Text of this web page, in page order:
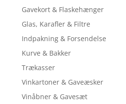
Gavekort & Flaskehænger
Glas, Karafler & Filtre
Indpakning & Forsendelse
Kurve & Bakker
Trækasser
Vinkartoner & Gaveæsker
Vinåbner & Gavesæt